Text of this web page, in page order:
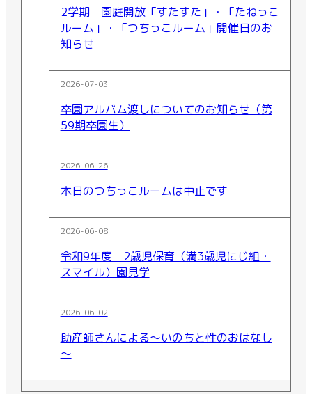
2学期 園庭開放「すたすた」・「たねっこ
ルーム」・「つちっこルーム」開催日のお
知らせ
2026-07-03
卒園アルバム渡しについてのお知らせ（第
59期卒園生）
2026-06-26
本日のつちっこルームは中止です
2026-06-08
令和9年度 2歳児保育（満3歳児にじ組・
スマイル）園見学
2026-06-02
助産師さんによる～いのちと性のおはなし
～